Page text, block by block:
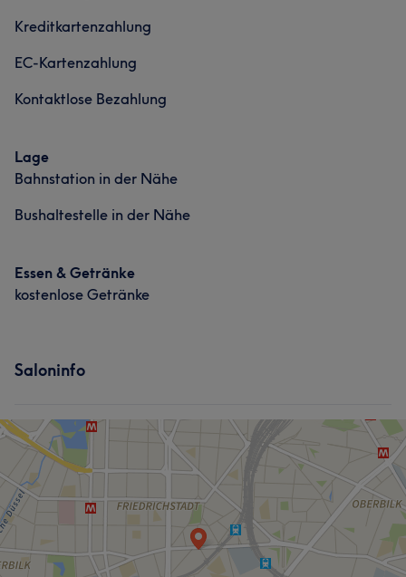
Professionell 20 Kompetent
Sympathisch 10
Freundlich 14 Aufmerksam
Kreditkartenzahlung
EC-Kartenzahlung
Kontaktlose Bezahlung
Lage
Bahnstation in der Nähe
Bushaltestelle in der Nähe
Essen & Getränke
kostenlose Getränke
Saloninfo